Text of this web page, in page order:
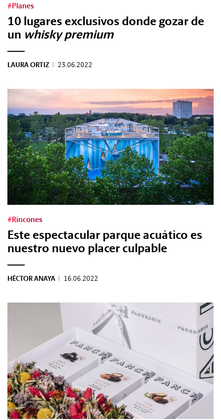
#Planes
10 lugares exclusivos donde gozar de
un whisky premium
LAURA ORTIZ | 23.06.2022
#Rincones
Este espectacular parque acuático es
nuestro nuevo placer culpable
HÉCTOR ANAYA | 16.06.2022